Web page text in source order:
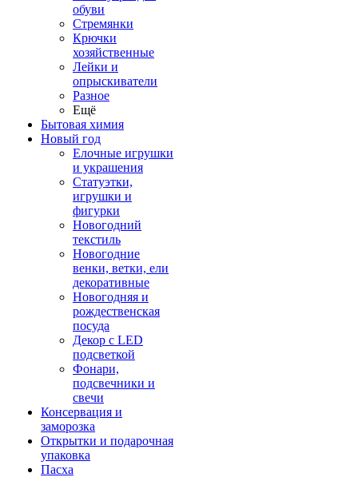
обуви
Стремянки
Крючки
хозяйственные
Лейки и
опрыскиватели
Разное
Ещё
Бытовая химия
Новый год
Елочные игрушки
и украшения
Статуэтки,
игрушки и
фигурки
Новогодний
текстиль
Новогодние
венки, ветки, ели
декоративные
Новогодняя и
рождественская
посуда
Декор с LED
подсветкой
Фонари,
подсвечники и
свечи
Консервация и
заморозка
Открытки и подарочная
упаковка
Пасха